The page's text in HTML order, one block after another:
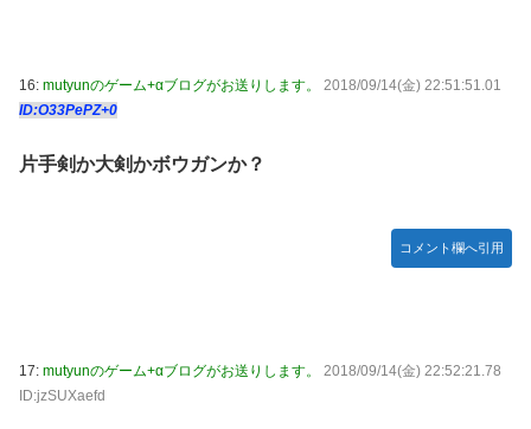
16: mutyunのゲーム+αブログがお送りします。
2018/09/14(金) 22:51:51.01
ID:O33PePZ+0
片手剣か大剣かボウガンか？
コメント欄へ引用
17: mutyunのゲーム+αブログがお送りします。
2018/09/14(金) 22:52:21.78
ID:jzSUXaefd